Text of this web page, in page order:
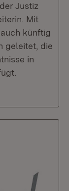
Justiz
Mit
künftig
geleitet, die
in